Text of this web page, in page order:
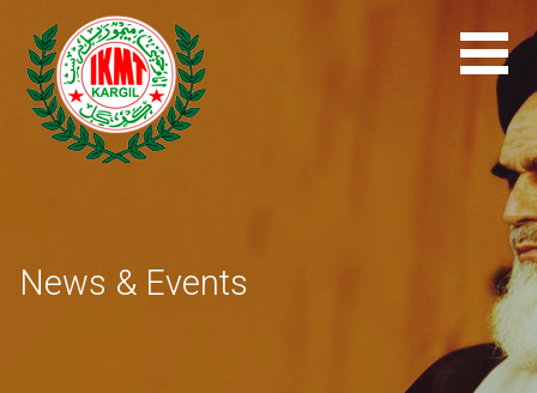
content
News & Events